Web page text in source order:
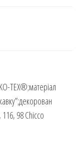
TEX®;матеріал
98 Chicco